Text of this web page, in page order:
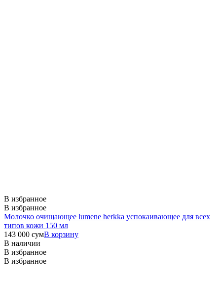
В избранное
В избранное
Молочко очищающее lumene herkka успокаивающее для всех
типов кожи 150 мл
143 000 сумВ корзину
В наличии
В избранное
В избранное